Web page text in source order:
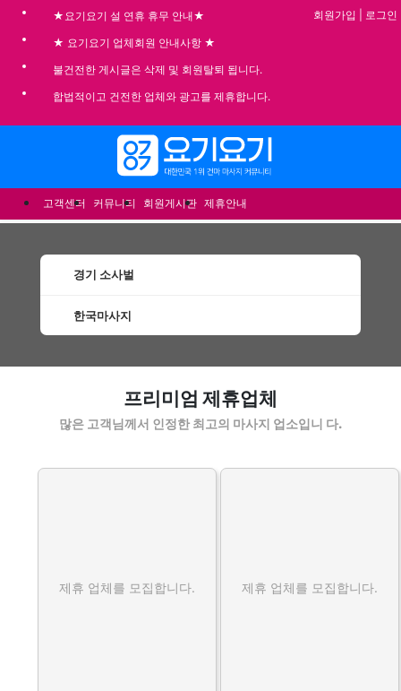
★요기요기 설 연휴 휴무 안내★
★ 요기요기 업체회원 안내사항 ★
불건전한 게시글은 삭제 및 회원탈퇴 됩니다.
합법적이고 건전한 업체와 광고를 제휴합니다.
회원가입 로그인
고객센터 커뮤니티 회원게시판 제휴안내
경기 소사벌
한국마사지
프리미엄 제휴업체
많은 고객님께서 인정한 최고의 마사지 업소입니 다.
제휴 업체를 모집합니다. 제휴 업체를 모집합니다.